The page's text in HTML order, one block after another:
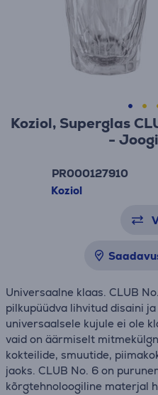
Koziol, Superglas
-
PR000127910
Koziol
Universaalne klaas. CLUB
pilkupüüdva lihvitud disaini
universaalsele kujule ei ole
vaid on äärmiselt
kokteilide, smuutide,
jaoks. CLUB No. 6 on
kõrgtehnoloogiline materjal